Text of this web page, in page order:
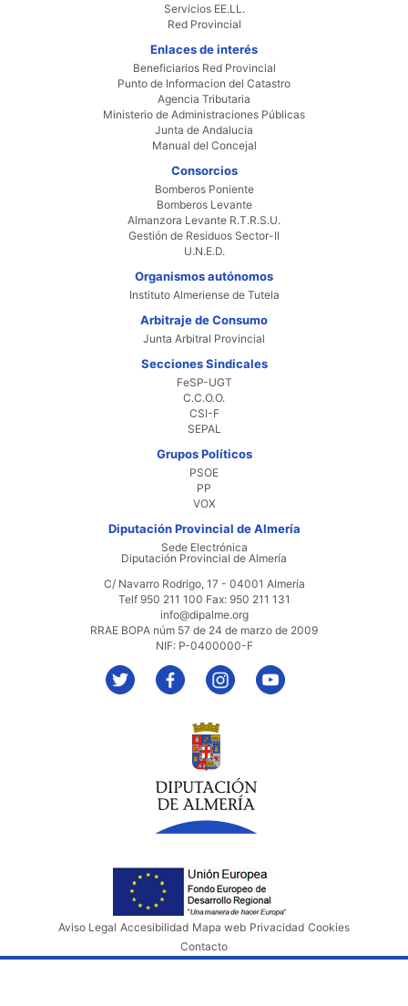
Servicios EE.LL.
Red Provincial
Enlaces de interés
Beneficiarios Red Provincial
Punto de Informacion del Catastro
Agencia Tributaria
Ministerio de Administraciones Públicas
Junta de Andalucia
Manual del Concejal
Consorcios
Bomberos Poniente
Bomberos Levante
Almanzora Levante R.T.R.S.U.
Gestión de Residuos Sector-II
U.N.E.D.
Organismos autónomos
Instituto Almeriense de Tutela
Arbitraje de Consumo
Junta Arbitral Provincial
Secciones Sindicales
FeSP-UGT
C.C.O.O.
CSI-F
SEPAL
Grupos Políticos
PSOE
PP
VOX
Diputación Provincial de Almería
Sede Electrónica
Diputación Provincial de Almería
C/ Navarro Rodrigo, 17 - 04001 Almería
Telf 950 211 100 Fax: 950 211 131
info@dipalme.org
RRAE BOPA núm 57 de 24 de marzo de 2009
NIF: P-0400000-F
Aviso Legal Accesibilidad Mapa web Privacidad Cookies
Contacto